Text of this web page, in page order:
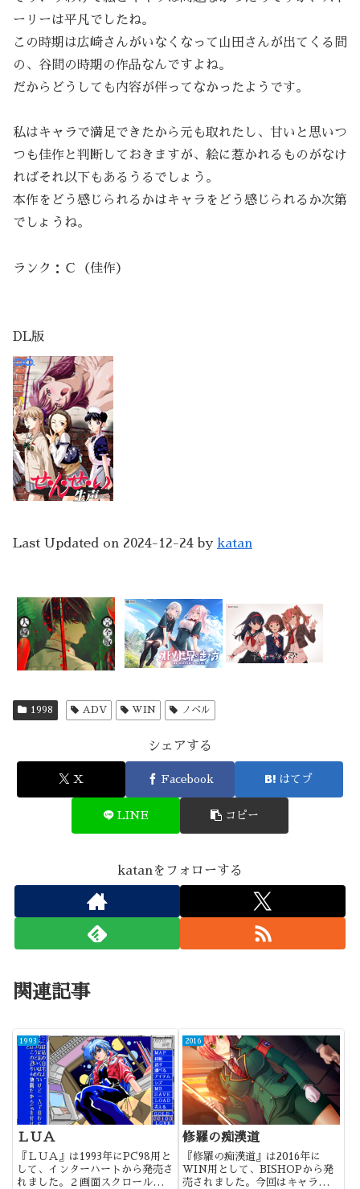
ーリーは平凡でしたね。
この時期は広崎さんがいなくなって山田さんが出てくる間
の、谷間の時期の作品なんですよね。
だからどうしても内容が伴ってなかったようです。
私はキャラで満足できたから元も取れたし、甘いと思いつ
つも佳作と判断しておきますが、絵に惹かれるものがなけ
ればそれ以下もあるうるでしょう。
本作をどう感じられるかはキャラをどう感じられるか次第
でしょうね。
ランク：Ｃ（佳作）
DL版
Last Updated on 2024-12-24 by katan
1998 ADV WIN ノベル
シェアする
X Facebook はてブ
LINE コピー
katanをフォローする
関連記事
1993
ＬＵＡ
『ＬＵＡ』は1993年にPC98用と
して、インターハートから発売さ
れました。２画面スクロールが特
2016
修羅の痴漢道
『修羅の痴漢道』は2016年に
WIN用として、BISHOPから発
売されました。今回はキャラデザ